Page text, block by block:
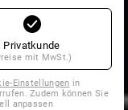
Privatkunde
mit MwSt.)
Einstellungen in
Zudem können Sie
anpassen